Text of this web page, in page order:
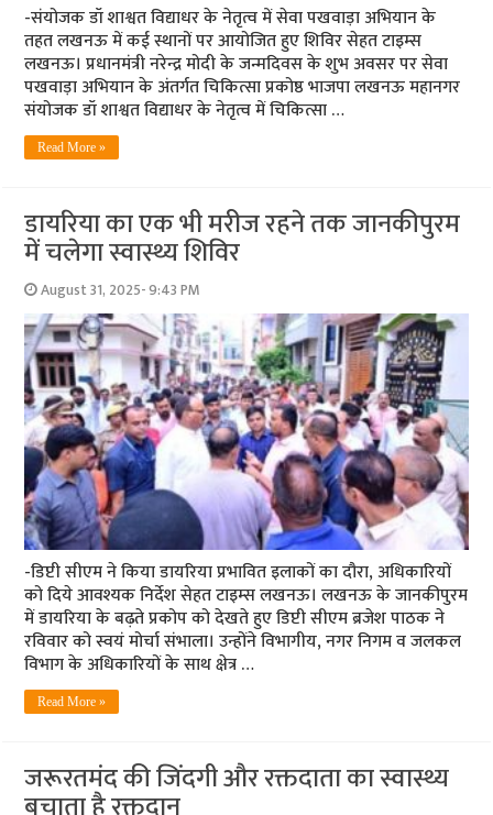
-संयोजक डॉ शाश्वत विद्याधर के नेतृत्व में सेवा पखवाड़ा अभियान के
तहत लखनऊ में कई स्थानों पर आयोजित हुए शिविर सेहत टाइम्स
लखनऊ। प्रधानमंत्री नरेन्द्र मोदी के जन्मदिवस के शुभ अवसर पर सेवा
पखवाड़ा अभियान के अंतर्गत चिकित्सा प्रकोष्ठ भाजपा लखनऊ महानगर
संयोजक डॉ शाश्वत विद्याधर के नेतृत्व में चिकित्सा …
Read More »
डायरिया का एक भी मरीज रहने तक जानकीपुरम
में चलेगा स्वास्थ्य शिविर
August 31, 2025- 9:43 PM
-डिप्टी सीएम ने किया डायरिया प्रभावित इलाकों का दौरा, अधिकारियों
को दिये आवश्यक निर्देश सेहत टाइम्स लखनऊ। लखनऊ के जानकीपुरम
में डायरिया के बढ़ते प्रकोप को देखते हुए डिप्टी सीएम ब्रजेश पाठक ने
रविवार को स्वयं मोर्चा संभाला। उन्होंने विभागीय, नगर निगम व जलकल
विभाग के अधिकारियों के साथ क्षेत्र …
Read More »
जरूरतमंद की जिंदगी और रक्तदाता का स्वास्थ्य